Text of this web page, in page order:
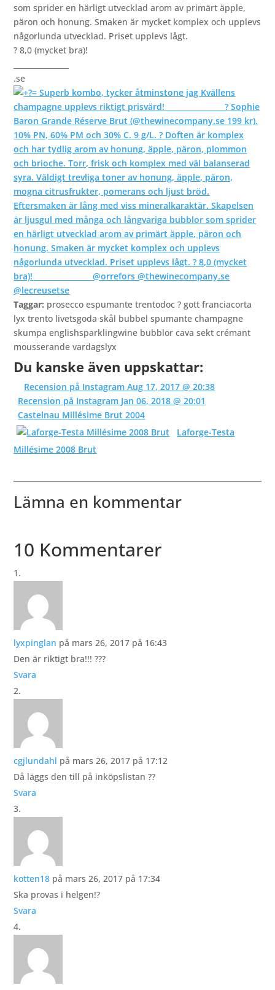
som sprider en härligt utvecklad arom av primärt äpple,
päron och honung. Smaken är mycket komplex och upplevs
någorlunda utvecklad. Priset upplevs lågt.
? 8,0 (mycket bra)!
.se
Taggar: prosecco espumante trentodoc ? gott franciacorta
lyx trento livetsgoda skål bubbel spumante champagne
skumpa englishsparklingwine bubblor cava sekt crémant
mousserande vardagslyx
Du kanske även uppskattar:
Recension på Instagram Aug 17, 2017 @ 20:38
Recension på Instagram Jan 06, 2018 @ 20:01
Castelnau Millésime Brut 2004
Laforge-Testa
Millésime 2008 Brut
Lämna en kommentar
10 Kommentarer
lyxpinglan på mars 26, 2017 på 16:43
Den är riktigt bra!!! ???
Svara
cgjlundahl på mars 26, 2017 på 17:12
Då läggs den till på inköpslistan ??
Svara
kotten18 på mars 26, 2017 på 17:34
Ska provas i helgen!?
Svara